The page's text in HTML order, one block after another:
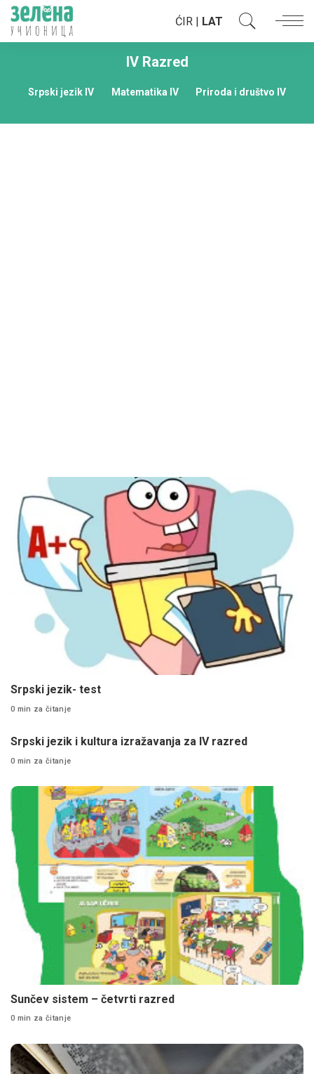
ĆIR | LAT
IV Razred
Srpski jezik IV Matematika IV Priroda i društvo IV
Srpski jezik- test
0 min za čitanje
Srpski jezik i kultura izražavanja za IV razred
0 min za čitanje
Sunčev sistem – četvrti razred
0 min za čitanje